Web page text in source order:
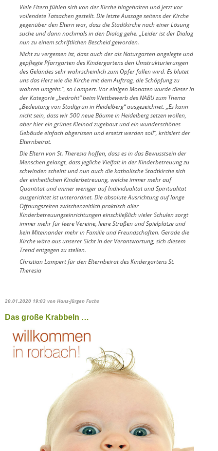
Viele Eltern fühlen sich von der Kirche hingehalten und jetzt vor
vollendete Tatsachen gestellt. Die letzte Aussage seitens der Kirche
gegenüber den Eltern war, dass die Stadtkirche nach einer Lösung
suche und dann nochmals in den Dialog gehe. „Leider ist der Dialog
nun zu einem schriftlichen Bescheid geworden.
Nicht zu vergessen ist, dass auch der als Naturgarten angelegte und
gepflegte Pfarrgarten des Kindergartens den Umstrukturierungen
des Geländes sehr wahrscheinlich zum Opfer fallen wird. Es blutet
uns das Herz wie die Kirche mit dem Auftrag, die Schöpfung zu
wahren umgeht.“, so Lampert. Vor einigen Monaten wurde dieser in
der Kategorie „bedroht“ beim Wettbewerb des NABU zum Thema
„Bedeutung von Stadtgrün in Heidelberg“ ausgezeichnet. „Es kann
nicht sein, dass wir 500 neue Bäume in Heidelberg setzen wollen,
aber hier ein grünes Kleinod zugebaut und ein wunderschönes
Gebäude einfach abgerissen und ersetzt werden soll“, kritisiert der
Elternbeirat.
Die Eltern von St. Theresia hoffen, dass es in das Bewusstsein der
Menschen gelangt, dass jegliche Vielfalt in der Kinderbetreuung zu
schwinden scheint und nun auch die katholische Stadtkirche sich
der einheitlichen Kinderbetreuung, welche immer mehr auf
Quantität und immer weniger auf Individualität und Spiritualität
ausgerichtet ist unterordnet. Die absolute Ausrichtung auf lange
Öffnungszeiten zwischenzeitlich praktisch aller
Kinderbetreuungseinrichtungen einschließlich vieler Schulen sorgt
immer mehr für leere Vereine, leere Straßen und Spielplätze und
kein Miteinander mehr in Familie und Freundschaften. Gerade die
Kirche wäre aus unserer Sicht in der Verantwortung, sich diesem
Trend entgegen zu stellen.
Christian Lampert für den Elternbeirat des Kindergartens St.
Theresia
20.01.2020 19:03 von Hans-Jürgen Fuchs
Das große Krabbeln …